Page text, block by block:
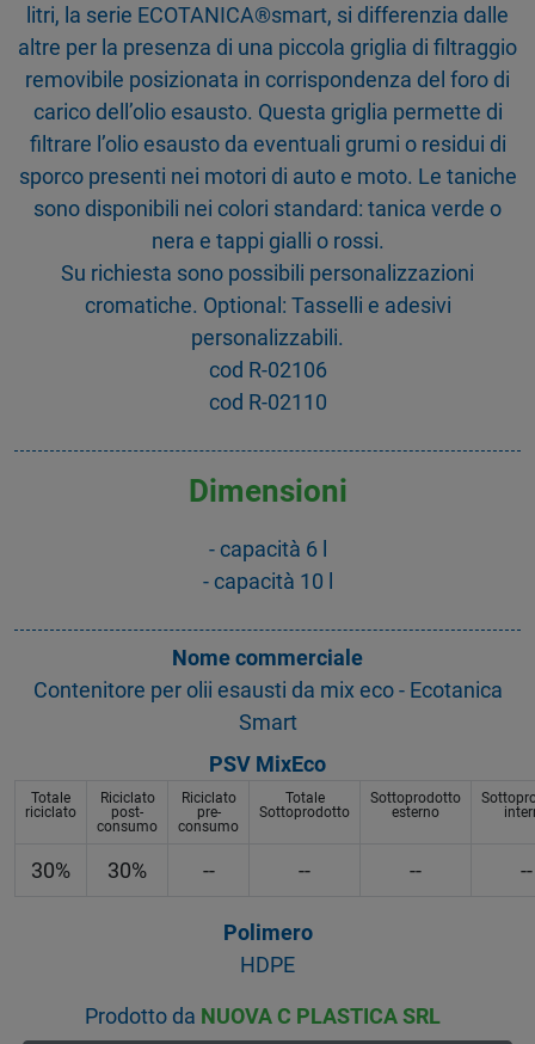
litri, la serie ECOTANICA®smart, si differenzia dalle
altre per la presenza di una piccola griglia di filtraggio
removibile posizionata in corrispondenza del foro di
carico dell’olio esausto. Questa griglia permette di
filtrare l’olio esausto da eventuali grumi o residui di
sporco presenti nei motori di auto e moto. Le taniche
sono disponibili nei colori standard: tanica verde o
nera e tappi gialli o rossi.
Su richiesta sono possibili personalizzazioni
cromatiche. Optional: Tasselli e adesivi
personalizzabili.
cod R-02106
cod R-02110
Dimensioni
- capacità 6 l
- capacità 10 l
Nome commerciale
Contenitore per olii esausti da mix eco - Ecotanica
Smart
PSV MixEco
Totale
riciclato
Riciclato
post-
consumo
Riciclato
pre-
consumo
Totale
Sottoprodotto
Sottoprodotto
esterno
30% 30% -- -- -- --
Polimero
HDPE
Prodotto da NUOVA C PLASTICA SRL